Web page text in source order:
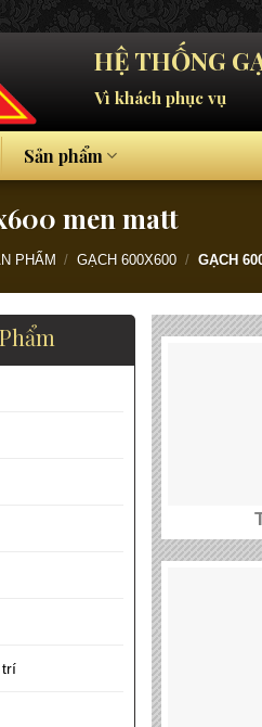
HỆ THỐNG
Vì khách phục vụ
Sản phẩm
men matt
PHẨM / GẠCH 600X600 / GẠCH
trí